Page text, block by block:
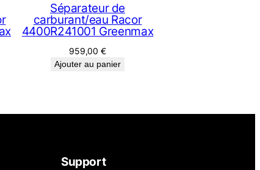
Séparateur de
carburant/eau Racor
4400R241001 Greenmax
959,00€
Ajouter au panier
Support